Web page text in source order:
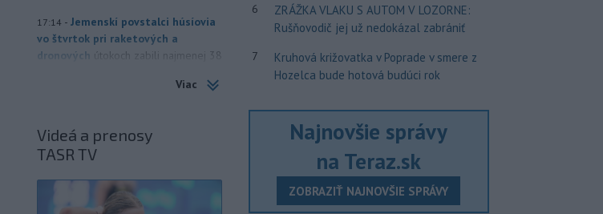
17:14 - Jemenskí povstalci húsíovia
vo štvrtok pri raketových a
dronových
útokoch zabili najmenej 38
zranili, uviedli pre agentúru AFP
16:35 - Európska komisia (EK)
monitoruje situáciu a posudzuje
vládnych uznesení k zonáciám
národných parkov. Zároveň posudzuje
Viac
Videá a prenosy
TASR TV
6
ZRÁŽKA VLAKU S AUTOM V LOZORNE:
Rušňovodič jej už nedokázal zabrániť
7
Kruhová križovatka v Poprade v smere z
Hozelca bude hotová budúci rok
Najnovšie správy
na Teraz.sk
ZOBRAZIŤ NAJNOVŠIE SPRÁVY